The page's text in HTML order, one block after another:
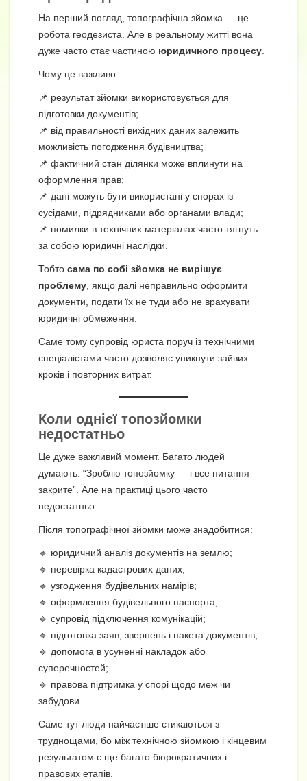
На перший погляд, топографічна зйомка — це
робота геодезиста. Але в реальному житті вона
дуже часто стає частиною юридичного процесу
Чому це важливо:
📌 результат зйомки використовується для
підготовки документів;
📌 від правильності вихідних даних залежить
можливість погодження будівництва;
📌 фактичний стан ділянки може вплинути на
оформлення прав;
📌 дані можуть бути використані у спорах із
сусідами, підрядниками або органами влади;
📌 помилки в технічних матеріалах часто тягнуть
за собою юридичні наслідки.
Тобто сама по собі зйомка не вирішує
проблему , якщо далі неправильно оформити
документи, подати їх не туди або не врахувати
юридичні обмеження.
Саме тому супровід юриста поруч із технічними
спеціалістами часто дозволяє уникнути зайвих
кроків і повторних витрат.
Коли однієї топозйомки
недостатньо
Це дуже важливий момент. Багато людей
думають: “Зроблю топозйомку — і все питання
закрите”. Але на практиці цього часто
недостатньо.
Після топографічної зйомки може знадобитися:
🔹 юридичний аналіз документів на землю;
🔹 перевірка кадастрових даних;
🔹 узгодження будівельних намірів;
🔹 оформлення будівельного паспорта;
🔹 супровід підключення комунікацій;
🔹 підготовка заяв, звернень і пакета документів;
🔹 допомога в усуненні накладок або
суперечностей;
🔹 правова підтримка у спорі щодо меж чи
забудови.
Саме тут люди найчастіше стикаються з
труднощами, бо між технічною зйомкою і кінцевим
результатом є ще багато бюрократичних і
правових етапів.